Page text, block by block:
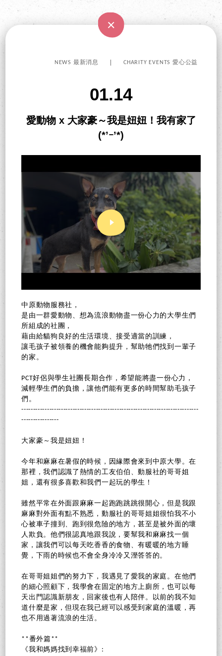
NEWS 最新消息 CHARITY EVENTS 愛心公益
01.14
愛動物 x 大家豪～我是妞妞！我有家了
(*’ｰ’*)
中原動物服務社，
是由一群愛動物、想為流浪動物盡一份心力的大學生們
所組成的社團，
藉由給貓狗良好的生活環境、接受適當的訓練，
讓毛孩子被領養的機會能夠提升，幫助牠們找到一輩子
的家。
PCT好侶與學生社團長期合作，希望能將盡一份心力，
減輕學生們的負擔，讓他們能有更多的時間幫助毛孩子
們。
----------------------------------------------------------------------------
----------------
大家豪～我是妞妞！
今年和麻麻在暑假的時候，因緣際會來到中原大學。在
那裡，我們認識了熱情的工友伯伯、動服社的哥哥姐
姐，還有很多喜歡和我們一起玩的學生！
雖然平常在外面跟麻麻一起跑跑跳跳很開心，但是我跟
麻麻對外面有點不熟悉，動服社的哥哥姐姐很怕我不小
心被車子撞到、跑到很危險的地方，甚至是被外面的壞
人欺負。他們很認真地跟我說，要幫我和麻麻找一個
家，讓我們可以每天吃香香的食物、有暖暖的地方睡
覺，下雨的時候也不會全身冷冷又溼答答的。
在哥哥姐姐們的努力下，我遇見了愛我的家庭。在他們
的細心照顧下，我學會在固定的地方上廁所，也可以每
天出門認識新朋友，回家後也有人陪伴。以前的我不知
道什麼是家，但現在我已經可以感受到家庭的溫暖，再
也不用過著流浪的生活。
**番外篇**
《我和媽媽找到幸福前》: